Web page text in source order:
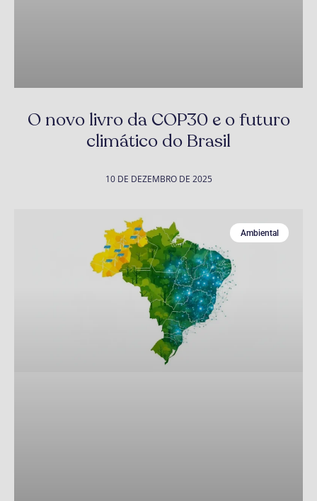
O novo livro da COP30 e o futuro
climático do Brasil
10 DE DEZEMBRO DE 2025
Ambiental